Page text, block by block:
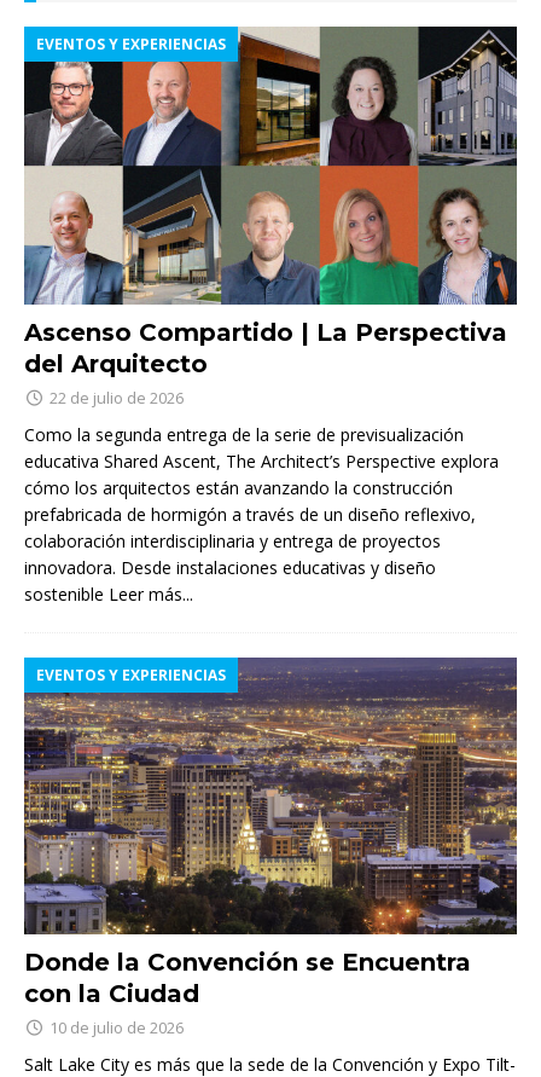
Ascenso Compartido | La Perspectiva
del Arquitecto
EVENTOS Y EXPERIENCIAS
22 de julio de 2026
Como la segunda entrega de la serie de previsualización
educativa Shared Ascent, The Architect’s Perspective explora
cómo los arquitectos están avanzando la construcción
prefabricada de hormigón a través de un diseño reflexivo,
colaboración interdisciplinaria y entrega de proyectos
innovadora. Desde instalaciones educativas y diseño
sostenible Leer más...
Donde la Convención se Encuentra
con la Ciudad
EVENTOS Y EXPERIENCIAS
10 de julio de 2026
Salt Lake City es más que la sede de la Convención y Expo Tilt-